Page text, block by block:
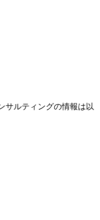
サルティングの情報は以